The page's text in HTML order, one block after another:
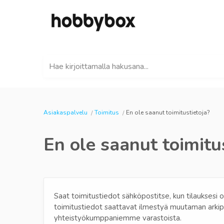
Hae kirjoittamalla hakusana...
Asiakaspalvelu Toimitus En ole saanut toimitustietoja?
En ole saanut
Saat toimitustiedot sähköpostitse, kun
toimitustiedot saattavat ilmestyä muutaman
yhteistyökumppaniemme varastoista.